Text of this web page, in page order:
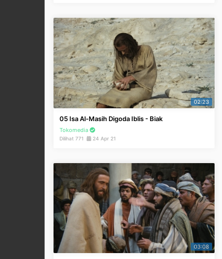
02:23
05 Isa Al-Masih Digoda Iblis - Biak
Tokomedia
Dilihat 771 24 Apr 21
03:08